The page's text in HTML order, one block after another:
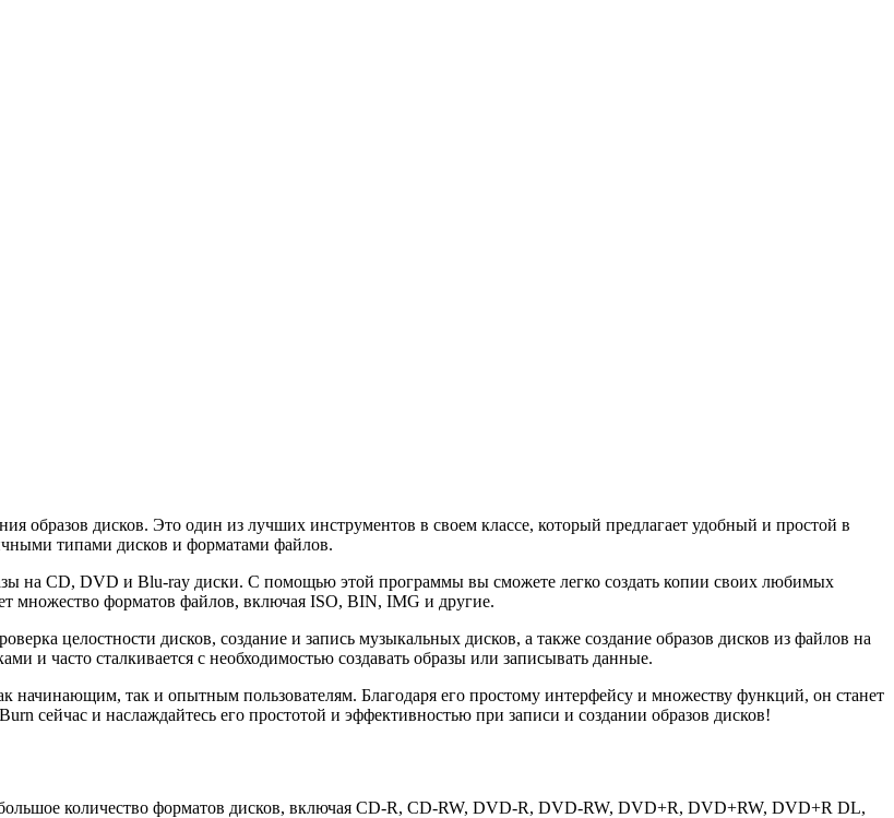
образов дисков. Это один из лучших инструментов в своем классе, который предлагает удобный и простой в
типами дисков и форматами файлов.
на CD, DVD и Blu-ray диски. С помощью этой программы вы сможете легко создать копии своих любимых
множество форматов файлов, включая ISO, BIN, IMG и другие.
целостности дисков, создание и запись музыкальных дисков, а также создание образов дисков из файлов на
и часто сталкивается с необходимостью создавать образы или записывать данные.
начинающим, так и опытным пользователям. Благодаря его простому интерфейсу и множеству функций, он станет
сейчас и наслаждайтесь его простотой и эффективностью при записи и создании образов дисков!
количество форматов дисков, включая CD-R, CD-RW, DVD-R, DVD-RW, DVD+R, DVD+RW, DVD+R DL,